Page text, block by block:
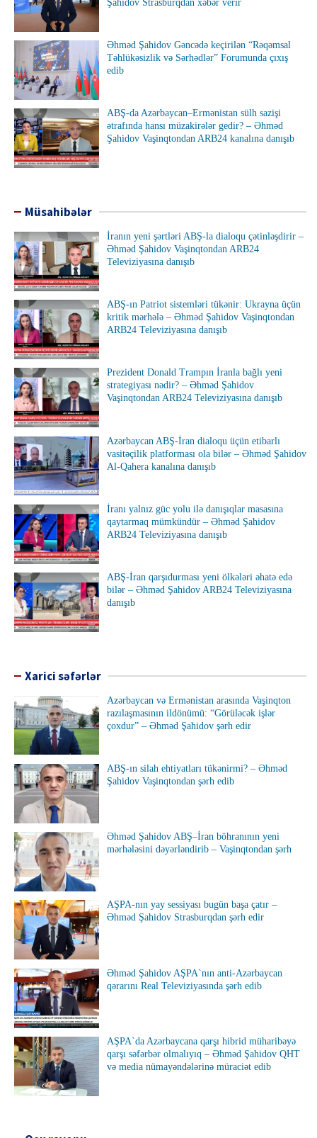
Şahidov Strasburqdan xəbər verir
Əhməd Şahidov Gəncədə keçirilən “Rəqəmsal
Təhlükəsizlik və Sərhədlər” Forumunda çıxış
edib
ABŞ-da Azərbaycan–Ermənistan sülh sazişi
ətrafında hansı müzakirələr gedir? – Əhməd
Şahidov Vaşinqtondan ARB24 kanalına danışıb
Müsahibələr
İranın yeni şərtləri ABŞ-la dialoqu çətinləşdirir –
Əhməd Şahidov Vaşinqtondan ARB24
Televiziyasına danışıb
ABŞ-ın Patriot sistemləri tükənir: Ukrayna üçün
kritik mərhələ – Əhməd Şahidov Vaşinqtondan
ARB24 Televiziyasına danışıb
Prezident Donald Trampın İranla bağlı yeni
strategiyası nədir? – Əhməd Şahidov
Vaşinqtondan ARB24 Televiziyasına danışıb
Azərbaycan ABŞ-İran dialoqu üçün etibarlı
vasitəçilik platforması ola bilər – Əhməd Şahidov
Al-Qahera kanalına danışıb
İranı yalnız güc yolu ilə danışıqlar masasına
qaytarmaq mümkündür – Əhməd Şahidov
ARB24 Televiziyasına danışıb
ABŞ-İran qarşıdurması yeni ölkələri əhatə edə
bilər – Əhməd Şahidov ARB24 Televiziyasına
danışıb
Xarici səfərlər
Azərbaycan və Ermənistan arasında Vaşinqton
razılaşmasının ildönümü: “Görüləcək işlər
çoxdur” – Əhməd Şahidov şərh edir
ABŞ-ın silah ehtiyatları tükənirmi? – Əhməd
Şahidov Vaşinqtondan şərh edib
Əhməd Şahidov ABŞ–İran böhranının yeni
mərhələsini dəyərləndirib – Vaşinqtondan şərh
AŞPA-nın yay sessiyası bugün başa çatır –
Əhməd Şahidov Strasburqdan şərh edir
Əhməd Şahidov AŞPA`nın anti-Azərbaycan
qərarını Real Televiziyasında şərh edib
AŞPA`da Azərbaycana qarşı hibrid müharibəyə
qarşı səfərbər olmalıyıq – Əhməd Şahidov QHT
və media nümayəndələrinə müraciət edib